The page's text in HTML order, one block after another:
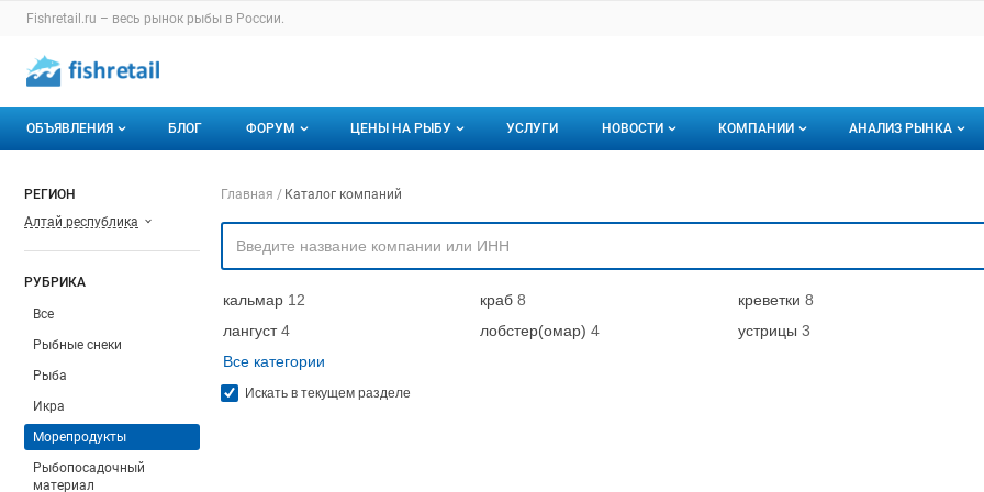
Раздел навигации по сайту fishretail.ru
Fishretail.ru – весь рынок рыбы в России.
Авторизация и меню пользователя
Навигация по разделам сайта fishretail.ru
ОБЪЯВЛЕНИЯ
Горячее предложение
БЛОГ ФОРУМ
Избранные
С моим участием
ЦЕНЫ НА РЫБУ
Актуальные мониторинги
Динамика цен
УСЛУГИ НОВОСТИ КОМПАНИИ
О каталоге компаний
Премиум размещение
АНАЛИЗ РЫНКА
Подписаться на
РЕГИОН
Алтай республика
РУБРИКА
Все
Рыбные снеки
Рыба
Икра
Морепродукты
Рыбопосадочный
материал
Навигация по компаниям
Главная Каталог компаний
кальмар 12 краб 8 креветки 8
лангуст 4 лобстер(омар) 4 устрицы 3
Все категории
Искать в текущем разделе